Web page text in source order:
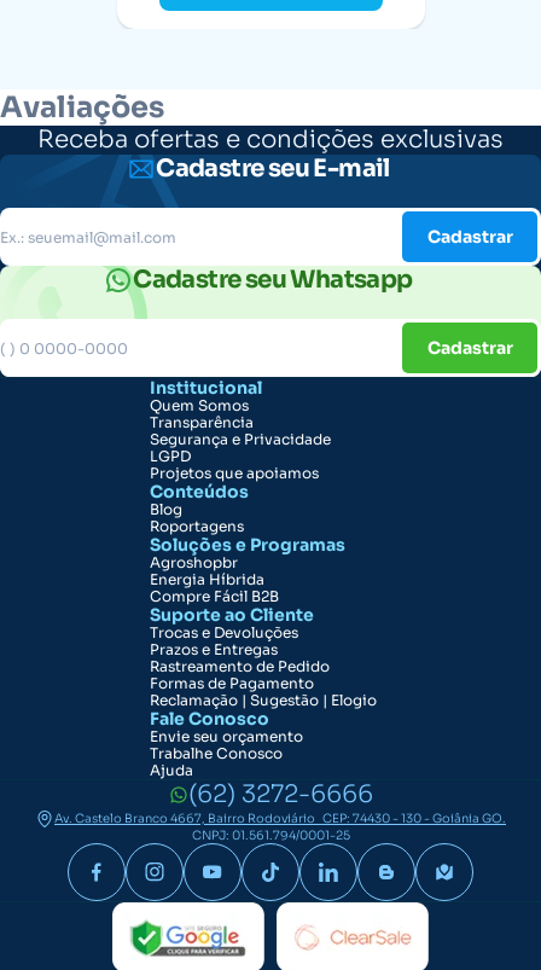
Avaliações
Receba ofertas e condições exclusivas
Cadastre seu E-mail
Cadastrar
Cadastre seu Whatsapp
Cadastrar
Institucional
Quem Somos
Transparência
Segurança e Privacidade
LGPD
Projetos que apoiamos
Conteúdos
Blog
Roportagens
Soluções e Programas
Agroshopbr
Energia Híbrida
Compre Fácil B2B
Suporte ao Cliente
Trocas e Devoluções
Prazos e Entregas
Rastreamento de Pedido
Formas de Pagamento
Reclamação | Sugestão | Elogio
Fale Conosco
Envie seu orçamento
Trabalhe Conosco
Ajuda
(62) 3272-6666
Av. Castelo Branco 4667, Bairro Rodoviário CEP: 74430 - 130 - Goiânia GO.
CNPJ: 01.561.794/0001-25